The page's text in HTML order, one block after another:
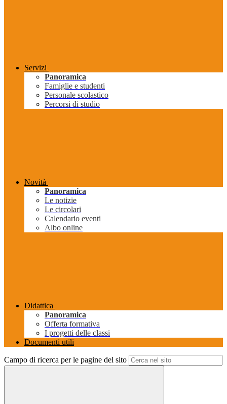
Servizi
Panoramica
Famiglie e studenti
Personale scolastico
Percorsi di studio
Novità
Panoramica
Le notizie
Le circolari
Calendario eventi
Albo online
Didattica
Panoramica
Offerta formativa
I progetti delle classi
Documenti utili
Campo di ricerca per le pagine del sito